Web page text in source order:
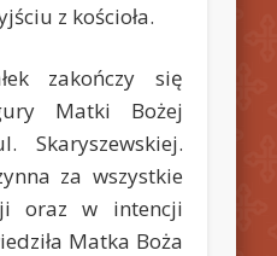
z kościoła.
zakończy się
Matki Bożej
Skaryszewskiej.
za wszystkie
oraz w intencji
Matka Boża